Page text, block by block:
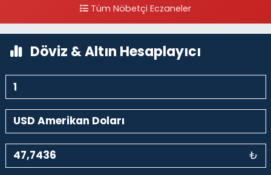
0 (212) 297 96 92 Yol Tarifi Al
Tüm Nöbetçi Eczaneler
Döviz & Altın Hesaplayıcı
₺